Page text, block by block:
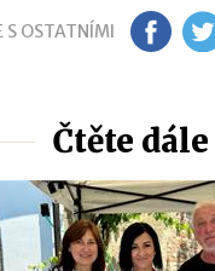
S OSTATNÍMI FB TW
Čtěte dále